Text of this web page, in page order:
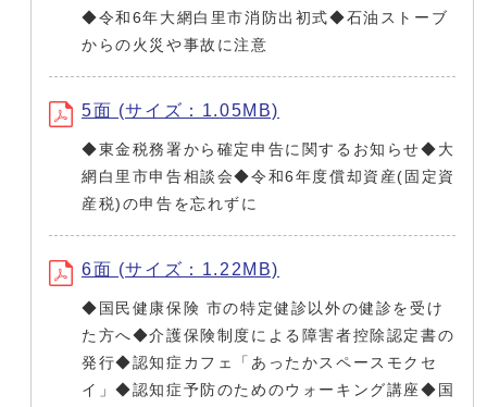
◆令和6年大網白里市消防出初式◆石油ストーブ
からの火災や事故に注意
5面 (サイズ：1.05MB)
◆東金税務署から確定申告に関するお知らせ◆大
網白里市申告相談会◆令和6年度償却資産(固定資
産税)の申告を忘れずに
6面 (サイズ：1.22MB)
◆国民健康保険 市の特定健診以外の健診を受け
た方へ◆介護保険制度による障害者控除認定書の
発行◆認知症カフェ「あったかスペースモクセ
イ」◆認知症予防のためのウォーキング講座◆国